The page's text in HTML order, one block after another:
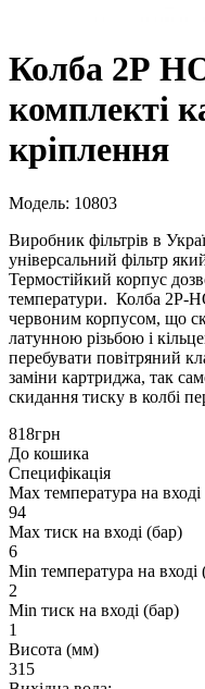
Колба 2Р
комплекті
кріплення
Модель: 10803
Виробник фільтрів в
універсальний фільтр
Термостійкий корпус
температури. Колба 2P-
червоним корпусом, що
латунною різьбою і
перебувати повітряний
заміни картриджа, так
скидання тиску в колбі
818грн
До кошика
Специфікація
Max температура на вході
94
Max тиск на вході (бар)
6
Min температура на вході
2
Min тиск на вході (бар)
1
Висота (мм)
315